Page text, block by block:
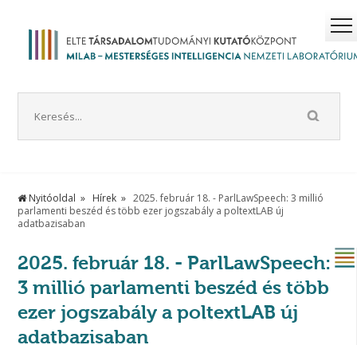
Nyitóoldal Hírek
2025. február 18. - ParlLawSpeech: 3 millió
parlamenti beszéd és több ezer jogszabály a poltextLAB új
adatbazisaban
2025. február 18. - ParlLawSpeech:
3 millió parlamenti beszéd és több
ezer jogszabály a poltextLAB új
adatbazisaban